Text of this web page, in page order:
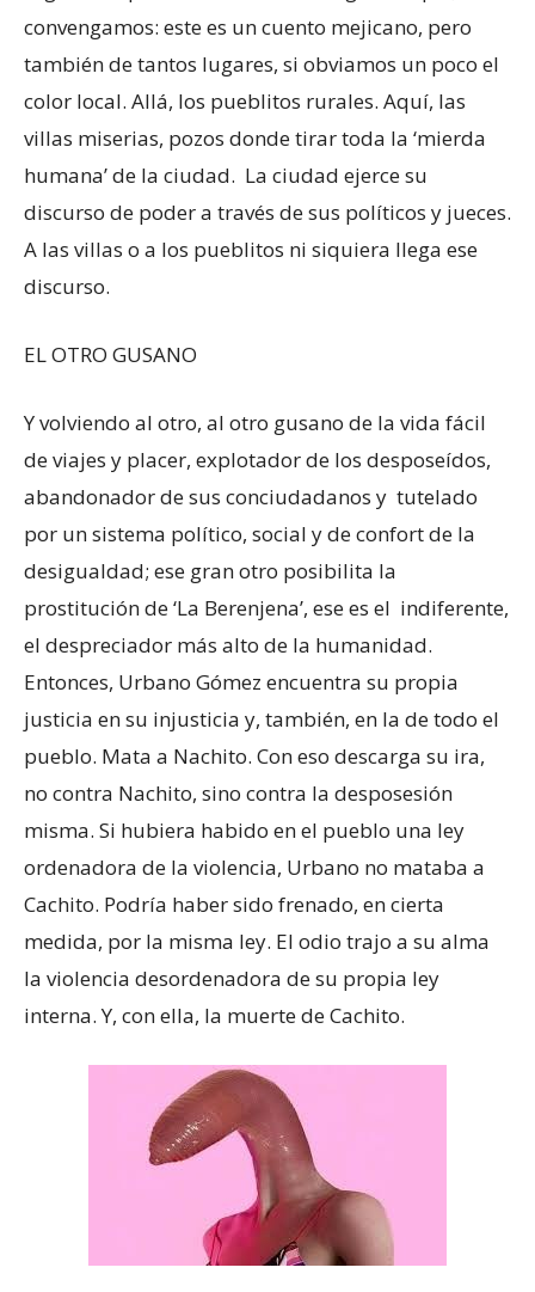
convengamos: este es un cuento mejicano, pero
también de tantos lugares, si obviamos un poco el
color local. Allá, los pueblitos rurales. Aquí, las
villas miserias, pozos donde tirar toda la ‘mierda
humana’ de la ciudad. La ciudad ejerce su
discurso de poder a través de sus políticos y jueces.
A las villas o a los pueblitos ni siquiera llega ese
discurso.
EL OTRO GUSANO
Y volviendo al otro, al otro gusano de la vida fácil
de viajes y placer, explotador de los desposeídos,
abandonador de sus conciudadanos y tutelado
por un sistema político, social y de confort de la
desigualdad; ese gran otro posibilita la
prostitución de ‘La Berenjena’, ese es el indiferente,
el despreciador más alto de la humanidad.
Entonces, Urbano Gómez encuentra su propia
justicia en su injusticia y, también, en la de todo el
pueblo. Mata a Nachito. Con eso descarga su ira,
no contra Nachito, sino contra la desposesión
misma. Si hubiera habido en el pueblo una ley
ordenadora de la violencia, Urbano no mataba a
Cachito. Podría haber sido frenado, en cierta
medida, por la misma ley. El odio trajo a su alma
la violencia desordenadora de su propia ley
interna. Y, con ella, la muerte de Cachito.